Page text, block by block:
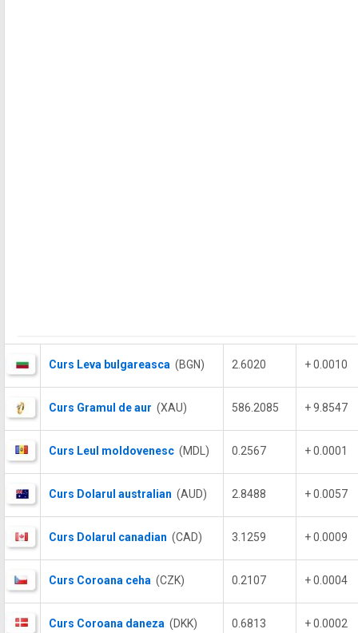
Curs Leva bulgareasca (BGN) 2.6020 + 0.0010
Curs Gramul de aur (XAU) 586.2085 + 9.8547
Curs Leul moldovenesc (MDL) 0.2567 + 0.0001
Curs Dolarul australian (AUD) 2.8488 + 0.0057
Curs Dolarul canadian (CAD) 3.1259 + 0.0009
Curs Coroana ceha (CZK) 0.2107 + 0.0004
Curs Coroana daneza (DKK) 0.6813 + 0.0002